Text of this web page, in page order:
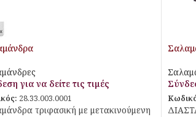
για να δείτε τις τιμές
28.33.003.0001
τριφασική με μετακινούμενη